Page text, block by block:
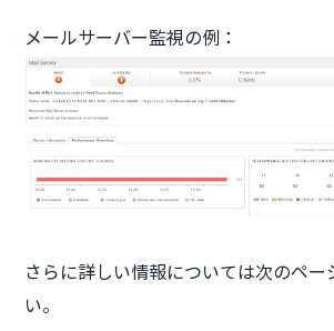
メールサーバー監視の例：
さらに詳しい情報については次のペー
い。